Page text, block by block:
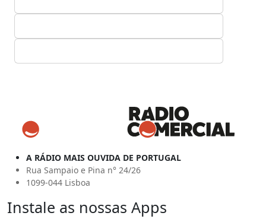
A RÁDIO MAIS OUVIDA DE PORTUGAL
Rua Sampaio e Pina n° 24/26
1099-044 Lisboa
Instale as nossas Apps